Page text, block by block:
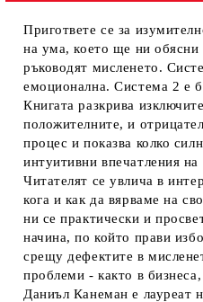
Пригответе се за
на ума, което ще ни обясни
ръководят мисленето.
емоционална. Система 2 е
Книгата разкрива
положителните, и
процес и показва колко
интуитивни впечатления
Читателят се увлича в
кога и как да вярваме на
ни се практически и
начина, по който прави
срещу дефектите в
проблеми - както в
Даниъл Канеман е лауреат